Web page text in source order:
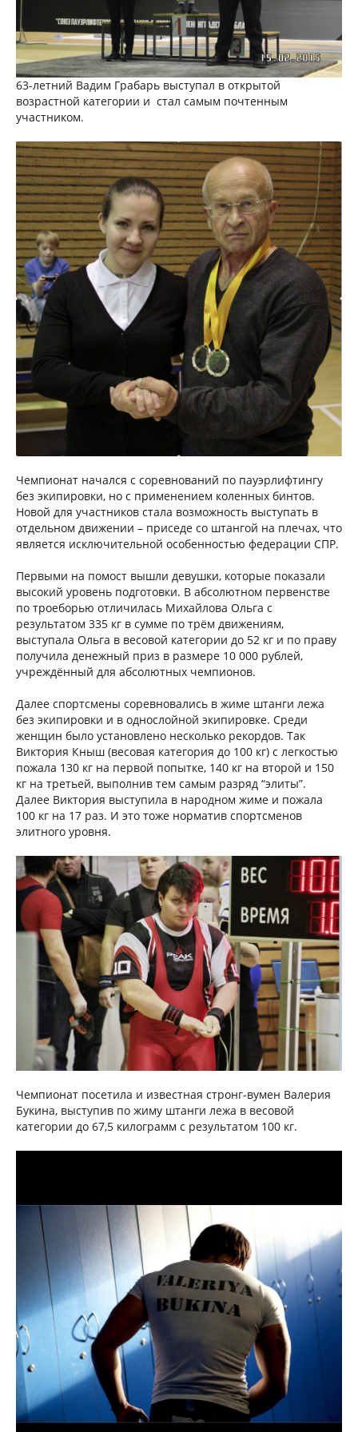
63-летний Вадим Грабарь выступал в открытой
возрастной категории и стал самым почтенным
участником.
Чемпионат начался с соревнований по пауэрлифтингу
без экипировки, но с применением коленных бинтов.
Новой для участников стала возможность выступать в
отдельном движении – приседе со штангой на плечах, что
является исключительной особенностью федерации СПР.
Первыми на помост вышли девушки, которые показали
высокий уровень подготовки. В абсолютном первенстве
по троеборью отличилась Михайлова Ольга с
результатом 335 кг в сумме по трём движениям,
выступала Ольга в весовой категории до 52 кг и по праву
получила денежный приз в размере 10 000 рублей,
учреждённый для абсолютных чемпионов.
Далее спортсмены соревновались в жиме штанги лежа
без экипировки и в однослойной экипировке. Среди
женщин было установлено несколько рекордов. Так
Виктория Кныш (весовая категория до 100 кг) с легкостью
пожала 130 кг на первой попытке, 140 кг на второй и 150
кг на третьей, выполнив тем самым разряд “элиты”.
Далее Виктория выступила в народном жиме и пожала
100 кг на 17 раз. И это тоже норматив спортсменов
элитного уровня.
Чемпионат посетила и известная стронг-вумен Валерия
Букина, выступив по жиму штанги лежа в весовой
категории до 67,5 килограмм с результатом 100 кг.